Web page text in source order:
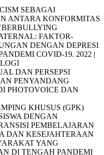
SEBAGAI
ANTARA KONFORMITAS
FAKTOR-
DENGAN DEPRESI
COVID-19. 2022 |
DAN PERSEPSI
PENYANDANG
PHOTOVOICE DAN
KHUSUS (GPK)
DENGAN
PEMBELAJARAN
DAN KESEJAHTERAAN
YANG
DI TENGAH PANDEMI